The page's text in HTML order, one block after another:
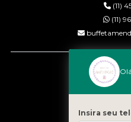
(11)
(11)
Insira seu